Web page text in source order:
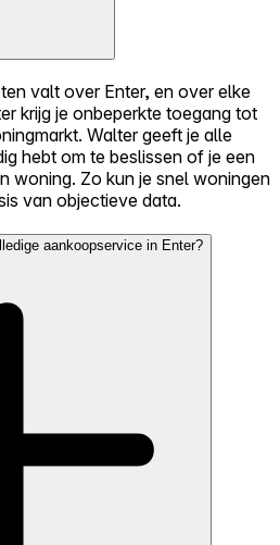
valt over Enter, en over elke
krijg je onbeperkte toegang tot
Walter geeft je alle
hebt om te beslissen of je een
woning. Zo kun je snel woningen
van objectieve data.
aankoopservice in Enter?